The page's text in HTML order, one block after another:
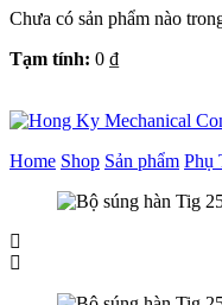
Chưa có sản phẩm nào
Tạm tính: 0 ₫
Home Shop Sản phẩm Phụ